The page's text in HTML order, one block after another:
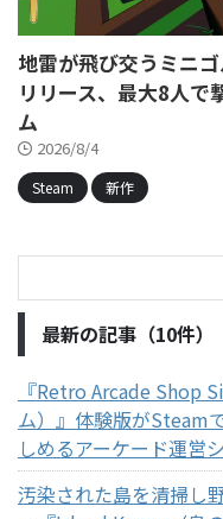
地雷が飛び交うミニ
リリース、最大8人で
ム
2026/8/4
Steam 新作
最新の記事（10件）
『Retro Arcade Shop
ム）』体験版がSteam
しめるアーケード運営
汚染された島を清掃し